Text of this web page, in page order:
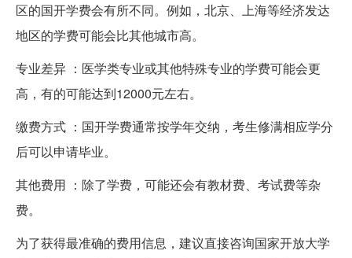
区的国开学费会有所不同。例如，北京、上海等经济发达
地区的学费可能会比其他城市高。
专业差异 ：医学类专业或其他特殊专业的学费可能会更
高，有的可能达到12000元左右。
缴费方式 ：国开学费通常按学年交纳，考生修满相应学分
后可以申请毕业。
其他费用 ：除了学费，可能还会有教材费、考试费等杂
费。
为了获得最准确的费用信息，建议直接咨询国家开放大学